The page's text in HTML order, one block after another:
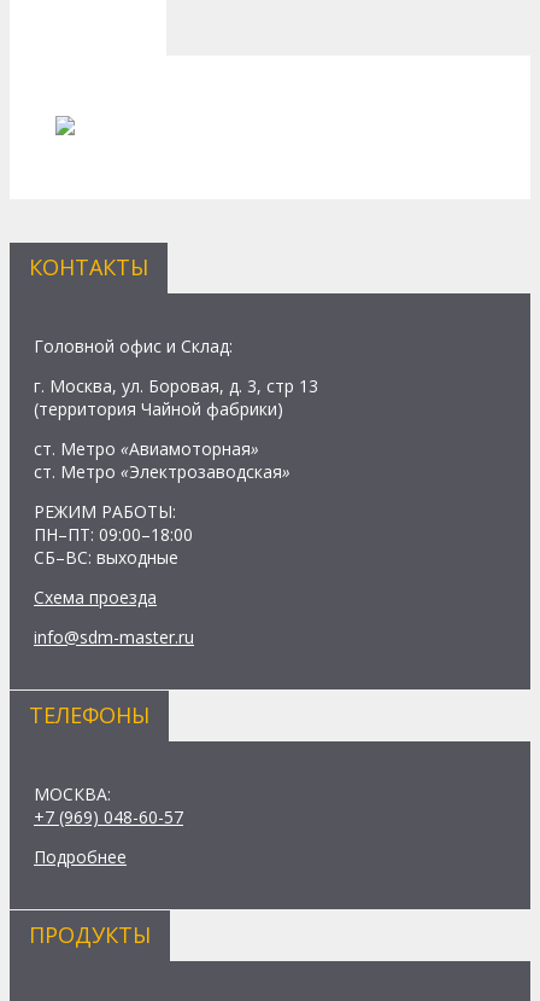
КОНТАКТЫ
Головной офис и Склад:
г. Москва, ул. Боровая, д. 3, стр 13
(территория Чайной фабрики)
ст. Метро «Авиамоторная»
ст. Метро «Электрозаводская»
РЕЖИМ РАБОТЫ:
ПН–ПТ: 09:00–18:00
СБ–ВС: выходные
Схема проезда
info@sdm-master.ru
ТЕЛЕФОНЫ
МОСКВА:
+7 (969) 048-60-57
Подробнее
ПРОДУКТЫ